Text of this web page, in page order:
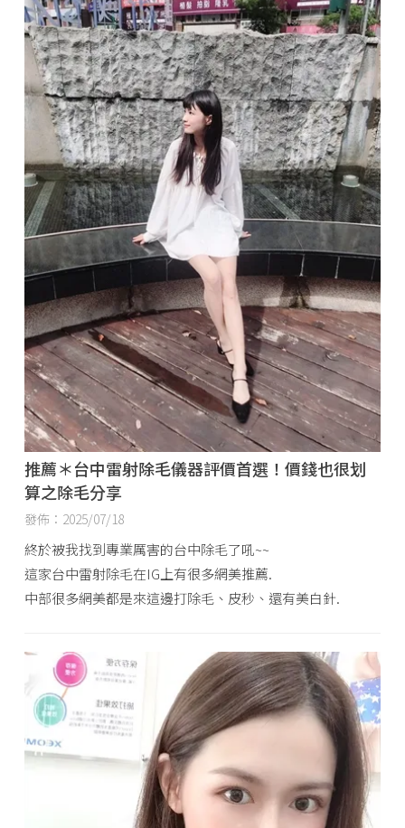
推薦＊台中雷射除毛儀器評價首選！價錢也很划
算之除毛分享
發佈：2025/07/18
終於被我找到專業厲害的台中除毛了吼~~
這家台中雷射除毛在IG上有很多網美推薦.
中部很多網美都是來這邊打除毛、皮秒、還有美白針.